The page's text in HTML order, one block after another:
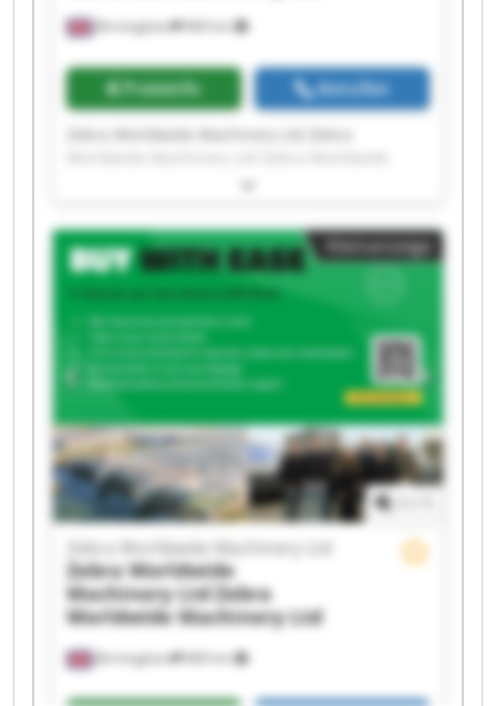
Birmingham 860 km
Preisinfo Anrufen
Machinery Ltd Zebra Worldwide Machinery Ltd
Worldwide Machinery Ltd Zebra Worldwide
Machinery Ltd Zebra Worldwide Machinery Ltd
Zebra Worldwide Machinery Ltd Zebra
Worldwide Machinery Ltd Zebra Worldwide
Machinery Ltd Zebra Worldwide Machinery Ltd
Zebra Worldwide Machinery Ltd Zebra
Worldwide Machinery Ltd Zebra Worldwide
Machinery Ltd Zebra Worldwide Machinery Ltd
Zebra Worldwide Machinery Ltd Zebra
Worldwide Machinery Ltd Zebra Worldwide
Machinery Ltd Zebra Worldwide Machinery Ltd
Kleinanzeige
Birmingham 860 km
Zebra Worldwide Machinery Ltd
Zebra Worldwide
Machinery Ltd Zebra
Worldwide Machinery Ltd